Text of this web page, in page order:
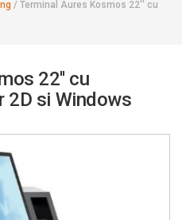
/ Terminal Aures Kosmos 22'' cu
22'' cu
2D si Windows